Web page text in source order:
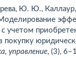
Ю. Ю.,
учетом
покупку
управление, (3),